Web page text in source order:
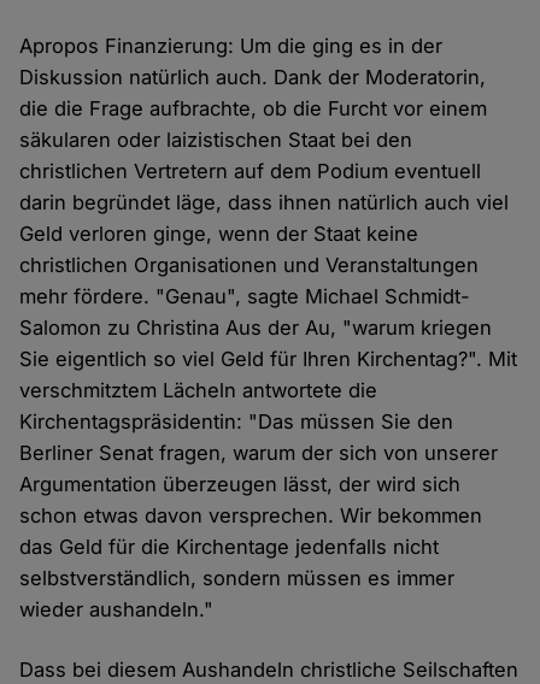
Apropos Finanzierung: Um die ging es in der
Diskussion natürlich auch. Dank der Moderatorin,
die die Frage aufbrachte, ob die Furcht vor einem
säkularen oder laizistischen Staat bei den
christlichen Vertretern auf dem Podium eventuell
darin begründet läge, dass ihnen natürlich auch viel
Geld verloren ginge, wenn der Staat keine
christlichen Organisationen und Veranstaltungen
mehr fördere. "Genau", sagte Michael Schmidt-
Salomon zu Christina Aus der Au, "warum kriegen
Sie eigentlich so viel Geld für Ihren Kirchentag?". Mit
verschmitztem Lächeln antwortete die
Kirchentagspräsidentin: "Das müssen Sie den
Berliner Senat fragen, warum der sich von unserer
Argumentation überzeugen lässt, der wird sich
schon etwas davon versprechen. Wir bekommen
das Geld für die Kirchentage jedenfalls nicht
selbstverständlich, sondern müssen es immer
wieder aushandeln."
Dass bei diesem Aushandeln christliche Seilschaften